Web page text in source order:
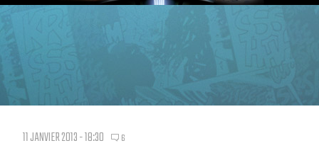
11 JANVIER 2013 - 18:30 6